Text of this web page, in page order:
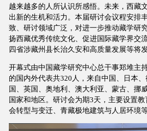
越来越多的人所认识所感悟。未来，西藏
出新的生机和活力。本届研讨会议程安排
致、研讨领域广泛，对进一步推动藏学研
扬西藏优秀传统文化、促进国际藏学界交
四省涉藏州县长治久安和高质量发展等将
开幕式由中国藏学研究中心总干事郑堆主
的国内外代表共320人，来自中国、日本
国、英国、奥地利、澳大利亚、蒙古、挪
国家和地区。研讨会为期3天，主要设置
会转型与变迁、青藏极地建筑与人居环境